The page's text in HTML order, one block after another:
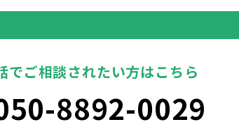
でご相談されたい方はこちら
8892-0029